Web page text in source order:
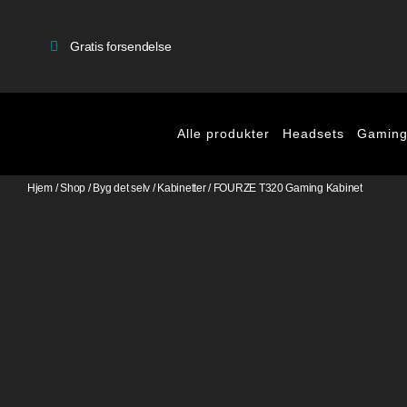
Gratis forsendelse
Alle produkter Headsets
Hjem/Shop /Byg det selv /Kabinetter/ FOURZE T320 Gaming Kabinet